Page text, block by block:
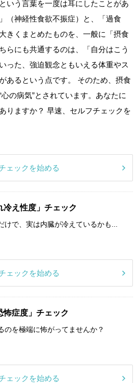
いう言葉を一度は耳にしたことがあ
（神経性食欲不振症）と、「過食
きくまとめたものを、一般に「摂食
らにも共通するのは、「自分はこう
った、強迫観念ともいえる体重やス
あるという点です。 そのため、摂食
の病気”とされています。あなたに
りますか？ 早速、セルフチェックを
ェックを始める
冷え性度」チェック
けで、実は内臓が冷えているかも...
ェックを始める
怖症度」チェック
のを極端に怖がってませんか？
ェックを始める